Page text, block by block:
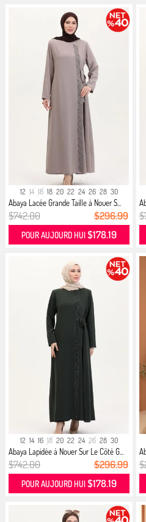
12 14 16 18 20 22 24 26 28 30
Abaya Lacée Grande Taille à Nouer S...
$742.00 $296.99
POUR AUJOURD HUI $178.19
12 14 16 18 20 22 24 26 28 30
Abaya Lapidée à Nouer Sur Le Côté G...
$742.00 $296.99
POUR AUJOURD HUI $178.19